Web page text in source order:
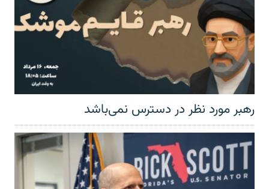
رهبر مورد نظر در دسترس نمی‌باشد